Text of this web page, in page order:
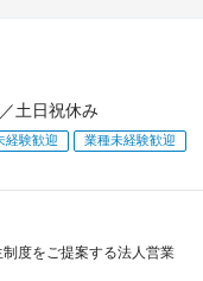
土日祝休み
経験歓迎 業種未経験歓迎
度をご提案する法人営業